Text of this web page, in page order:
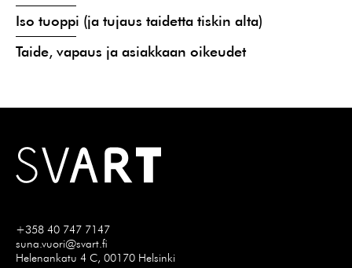
Iso tuoppi (ja tujaus taidetta tiskin alta)
Taide, vapaus ja asiakkaan oikeudet
+358 40 747 7147
suna.vuori@svart.fi
Helenankatu 4 C, 00170 Helsinki